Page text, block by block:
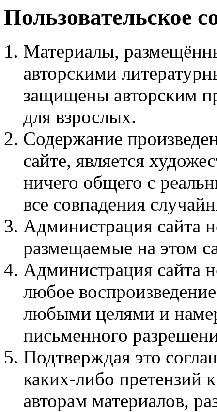
Пользовательское
Материалы,
авторскими
защищены авторским
для взрослых.
Содержание
сайте, является
ничего общего с
все совпадения
Администрация сайта
размещаемые на этом
Администрация сайта
любое
любыми целями и
письменного
Подтверждая это
каких-либо претензий
авторам материалов,